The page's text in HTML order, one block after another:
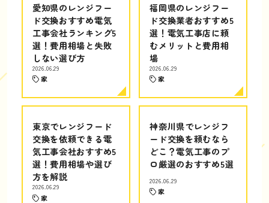
愛知県のレンジフー
ド交換おすすめ電気
工事会社ランキング5
選！費用相場と失敗
しない選び方
2026.06.29
家
福岡県のレンジフー
ド交換業者おすすめ5
選！電気工事店に頼
むメリットと費用相
場
2026.06.29
家
東京でレンジフード
交換を依頼できる電
気工事会社おすすめ5
選！費用相場や選び
方を解説
2026.06.29
家
神奈川県でレンジフ
ード交換を頼むなら
どこ？電気工事のプ
ロ厳選のおすすめ5選
2026.06.29
家